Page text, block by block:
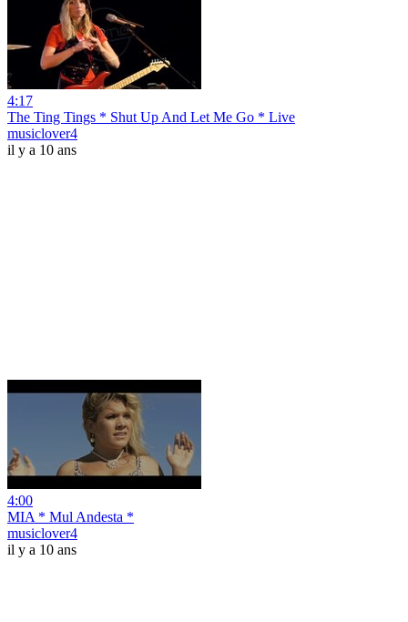
4:17
The Ting Tings * Shut Up And Let Me Go * Live
musiclover4
il y a 10 ans
4:00
MIA * Mul Andesta *
musiclover4
il y a 10 ans